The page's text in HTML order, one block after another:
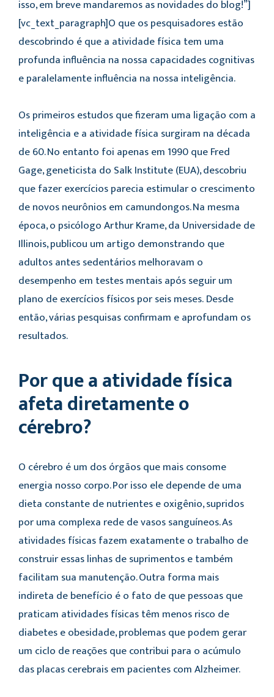
isso, em breve mandaremos as novidades do blog!”]
[vc_text_paragraph]O que os pesquisadores estão
descobrindo é que a atividade física tem uma
profunda influência na nossa capacidades cognitivas
e paralelamente influência na nossa inteligência.
Os primeiros estudos que fizeram uma ligação com a
inteligência e a atividade física surgiram na década
de 60. No entanto foi apenas em 1990 que Fred
Gage, geneticista do Salk Institute (EUA), descobriu
que fazer exercícios parecia estimular o crescimento
de novos neurônios em camundongos. Na mesma
época, o psicólogo Arthur Krame, da Universidade de
Illinois, publicou um artigo demonstrando que
adultos antes sedentários melhoravam o
desempenho em testes mentais após seguir um
plano de exercícios físicos por seis meses. Desde
então, várias pesquisas confirmam e aprofundam os
resultados.
Por que a atividade física
afeta diretamente o
cérebro?
O cérebro é um dos órgãos que mais consome
energia nosso corpo. Por isso ele depende de uma
dieta constante de nutrientes e oxigênio, supridos
por uma complexa rede de vasos sanguíneos. As
atividades físicas fazem exatamente o trabalho de
construir essas linhas de suprimentos e também
facilitam sua manutenção. Outra forma mais
indireta de benefício é o fato de que pessoas que
praticam atividades físicas têm menos risco de
diabetes e obesidade, problemas que podem gerar
um ciclo de reações que contribui para o acúmulo
das placas cerebrais em pacientes com Alzheimer.